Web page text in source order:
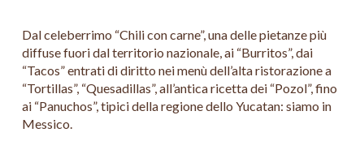
Dal celeberrimo “Chili con carne”, una delle pietanze più
diffuse fuori dal territorio nazionale, ai “Burritos”, dai
“Tacos” entrati di diritto nei menù dell’alta ristorazione a
“Tortillas”, “Quesadillas”, all’antica ricetta dei “Pozol”, fino
ai “Panuchos”, tipici della regione dello Yucatan: siamo in
Messico.